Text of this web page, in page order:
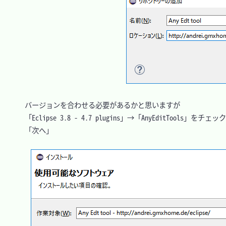
バージョンを合わせる必要があるかと思いますが
「Eclipse 3.8 - 4.7 plugins」→「AnyEditTools」をチェッ
「次へ」